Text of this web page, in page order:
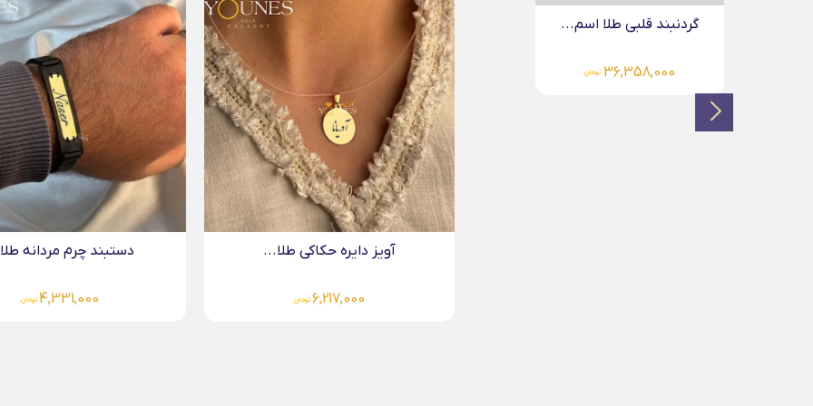
دستبند چرم مردانه طلا...
4,331,000 تومان
دستبند چرم مردانه
4,331,000 تومان